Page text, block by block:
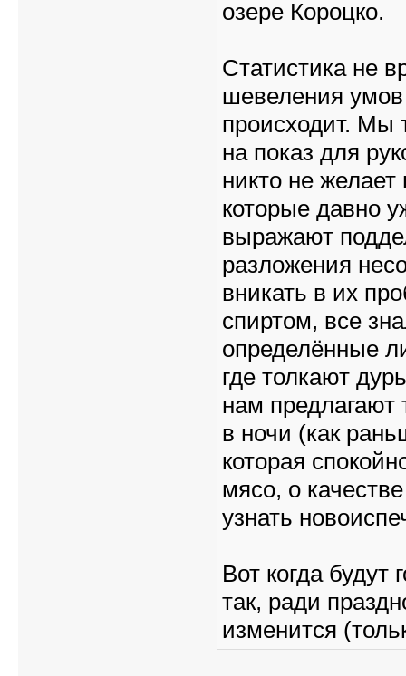
озере Короцко.
Статистика не
шевеления умов
происходит. Мы
на показ для
никто не
которые давно
выражают
разложения
вникать в их
спиртом, все
определённые
где толкают
нам предлагают
в ночи (как
которая
мясо, о
узнать
Вот когда будут
так, ради
изменится